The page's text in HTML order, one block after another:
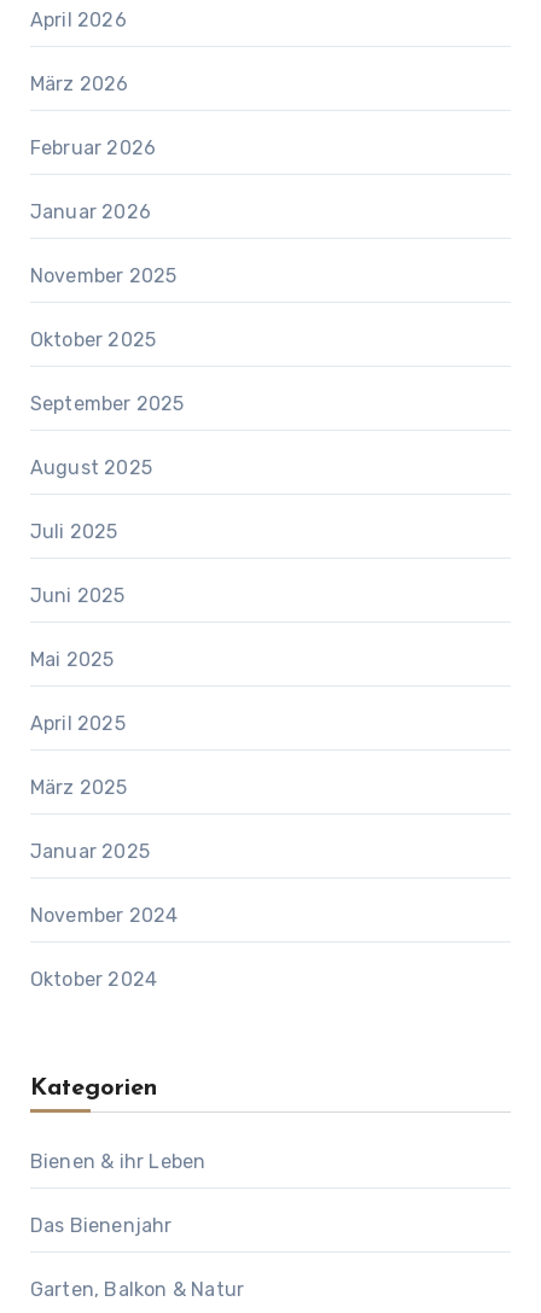
April 2026
März 2026
Februar 2026
Januar 2026
November 2025
Oktober 2025
September 2025
August 2025
Juli 2025
Juni 2025
Mai 2025
April 2025
März 2025
Januar 2025
November 2024
Oktober 2024
Kategorien
Bienen & ihr Leben
Das Bienenjahr
Garten, Balkon & Natur